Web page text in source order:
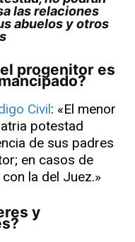
las relaciones
abuelos y otros
Civil: «El menor
potestad
de sus padres
en casos de
la del Juez.»